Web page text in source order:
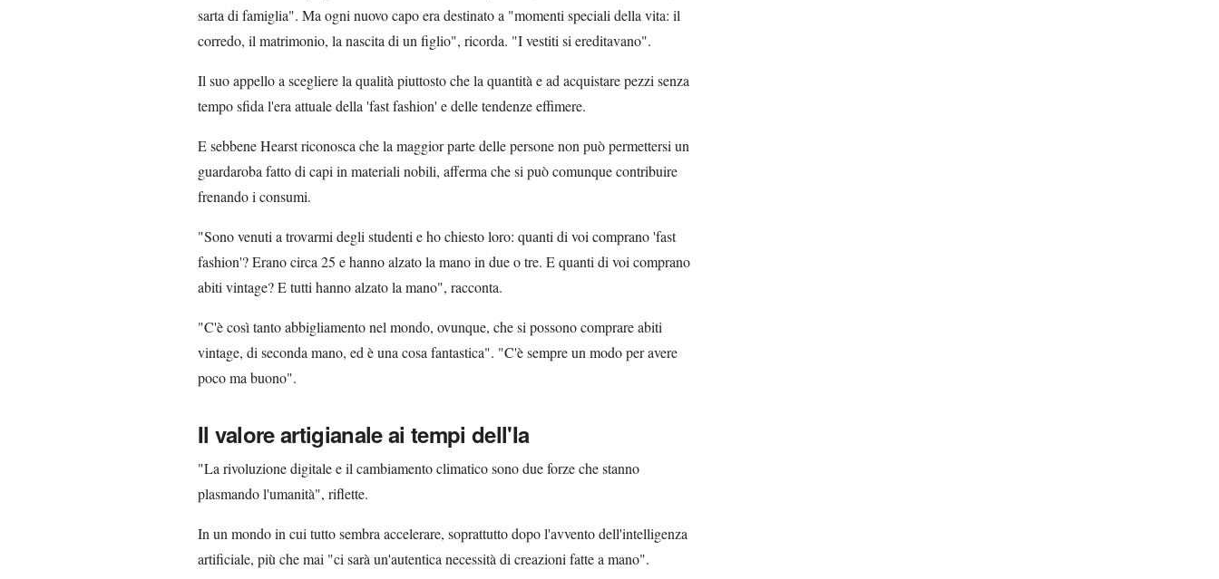
sarta di famiglia". Ma ogni nuovo capo era destinato a "momenti speciali della vita: il
corredo, il matrimonio, la nascita di un figlio", ricorda. "I vestiti si ereditavano".
Il suo appello a scegliere la qualità piuttosto che la quantità e ad acquistare pezzi senza
tempo sfida l'era attuale della 'fast fashion' e delle tendenze effimere.
E sebbene Hearst riconosca che la maggior parte delle persone non può permettersi un
guardaroba fatto di capi in materiali nobili, afferma che si può comunque contribuire
frenando i consumi.
"Sono venuti a trovarmi degli studenti e ho chiesto loro: quanti di voi comprano 'fast
fashion'? Erano circa 25 e hanno alzato la mano in due o tre. E quanti di voi comprano
abiti vintage? E tutti hanno alzato la mano", racconta.
"C'è così tanto abbigliamento nel mondo, ovunque, che si possono comprare abiti
vintage, di seconda mano, ed è una cosa fantastica". "C'è sempre un modo per avere
poco ma buono".
Il valore artigianale ai tempi dell'Ia
"La rivoluzione digitale e il cambiamento climatico sono due forze che stanno
plasmando l'umanità", riflette.
In un mondo in cui tutto sembra accelerare, soprattutto dopo l'avvento dell'intelligenza
artificiale, più che mai "ci sarà un'autentica necessità di creazioni fatte a mano".